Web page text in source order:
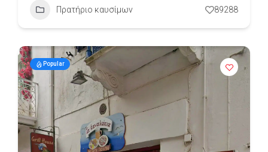
Πρατήριο καυσίμων 89288
Popular